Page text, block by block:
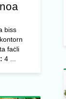
biss
faċli
4 ...